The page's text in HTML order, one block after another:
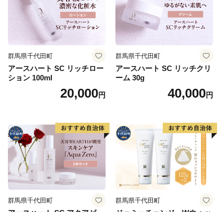
群馬県千代田町
アースハート SC リッチロー
ション 100ml
20,000円
群馬県千代田町
アースハート SC リッチクリ
ーム 30g
40,000円
群馬県千代田町 群馬県千代田町